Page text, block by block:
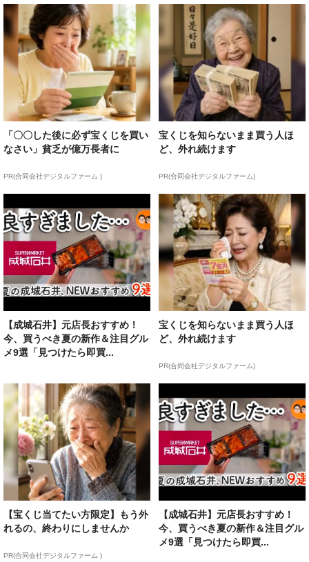
「〇〇した後に必ず宝くじを買い
なさい」貧乏が億万長者に
PR(合同会社デジタルファーム )
宝くじを知らないまま買う人ほ
ど、外れ続けます
PR(合同会社デジタルファーム)
【成城石井】元店長おすすめ！
今、買うべき夏の新作＆注目グル
メ9選「見つけたら即買...
宝くじを知らないまま買う人ほ
ど、外れ続けます
PR(合同会社デジタルファーム)
【宝くじ当てたい方限定】もう外
れるの、終わりにしませんか
PR(合同会社デジタルファーム )
【成城石井】元店長おすすめ！
今、買うべき夏の新作＆注目グル
メ9選「見つけたら即買...